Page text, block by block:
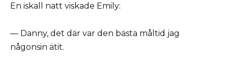
En iskall natt viskade Emily:
— Danny, det där var den bästa måltid jag
någonsin ätit.